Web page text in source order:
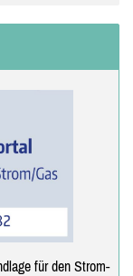
für den Strom-